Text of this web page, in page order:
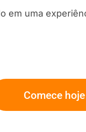
em uma
Comece